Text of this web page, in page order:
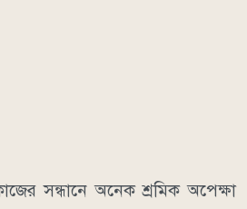
সন্ধানে অনেক শ্রমিক অপেক্ষা